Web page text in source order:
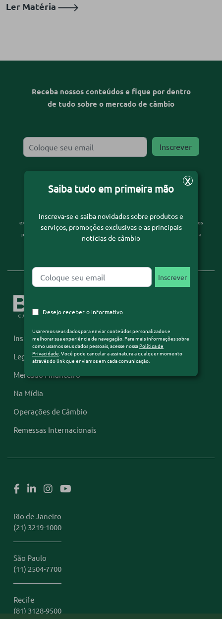
Ler Matéria
Institucional
Legislação
Mercado Financeiro
Na Mídia
Operações de Câmbio
Remessas Internacionais
Receba nossos conteúdos e fique por dentro
de tudo sobre o mercado de câmbio
Desejo receber o informativo
experiência de navegação. Para mais informações sobre como usamos seus dados
pessoais, acesse nossa
Política de Privacidade. Você pode cancelar a assinatura a
Rio de Janeiro
(21) 3219-1000
São Paulo
(11) 2504-7700
Recife
(81) 3128-9500
X
Saiba tudo em primeira mão
Inscreva-se e saiba novidades sobre produtos e
serviços, promoções exclusivas e as principais
notícias de câmbio
Desejo receber o informativo
Usaremos seus dados para enviar conteúdos personalizados e
melhorar sua experiência de navegação. Para mais informações sobre
como usamos seus dados pessoais, acesse nossaPolítica de
Privacidade. Você pode cancelar a assinatura a qualquer momento
através do link que enviamos em cada comunicação.